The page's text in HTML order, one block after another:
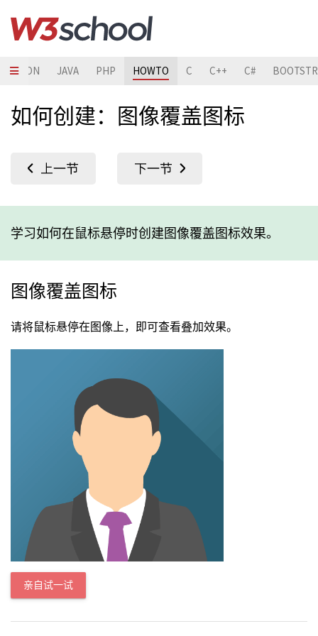
PYTHON JAVA PHP HOWTO C C++ C#
如何创建：图像覆盖图标
学习如何在鼠标悬停时创建图像覆盖图标效果。
图像覆盖图标
请将鼠标悬停在图像上，即可查看叠加效果。
亲自试一试